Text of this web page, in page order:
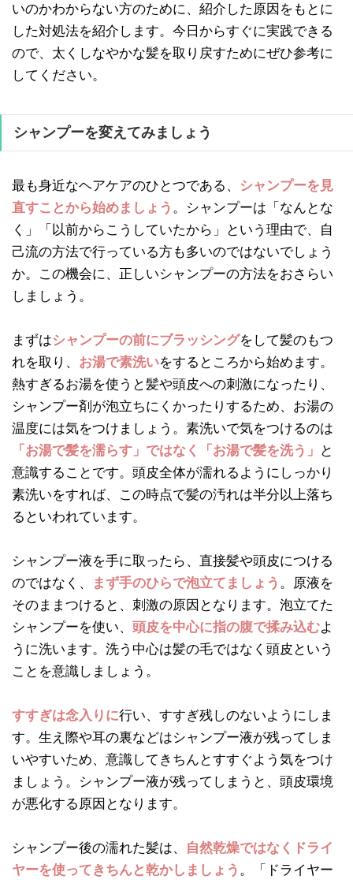
いのかわからない方のために、紹介した原因をもとに
した対処法を紹介します。今日からすぐに実践できる
ので、太くしなやかな髪を取り戻すためにぜひ参考に
してください。
シャンプーを変えてみましょう
最も身近なヘアケアのひとつである、
シャンプーを見
直すことから始めましょう 。シャンプーは「なんとな
く」「以前からこうしていたから」という理由で、自
己流の方法で行っている方も多いのではないでしょう
か。この機会に、正しいシャンプーの方法をおさらい
しましょう。
まずはシャンプーの前にブラッシングをして髪のもつ
れを取り、 お湯で素洗いをするところから始めます。
熱すぎるお湯を使うと髪や頭皮への刺激になったり、
シャンプー剤が泡立ちにくかったりするため、お湯の
温度には気をつけましょう。素洗いで気をつけるのは
「お湯で髪を濡らす」ではなく「お湯で髪を洗う」
と
意識することです。頭皮全体が濡れるようにしっかり
素洗いをすれば、この時点で髪の汚れは半分以上落ち
るといわれています。
シャンプー液を手に取ったら、直接髪や頭皮につける
のではなく、
まず手のひらで泡立てましょう 。原液を
そのままつけると、刺激の原因となります。泡立てた
シャンプーを使い、 頭皮を中心に指の腹で揉み込むよ
うに洗います。洗う中心は髪の毛ではなく頭皮という
ことを意識しましょう。
すすぎは念入りに行い、すすぎ残しのないようにしま
す。生え際や耳の裏などはシャンプー液が残ってしま
いやすいため、意識してきちんとすすぐよう気をつけ
ましょう。シャンプー液が残ってしまうと、頭皮環境
が悪化する原因となります。
シャンプー後の濡れた髪は、
自然乾燥ではなくドライ
ヤーを使ってきちんと乾かしましょう 。「ドライヤー